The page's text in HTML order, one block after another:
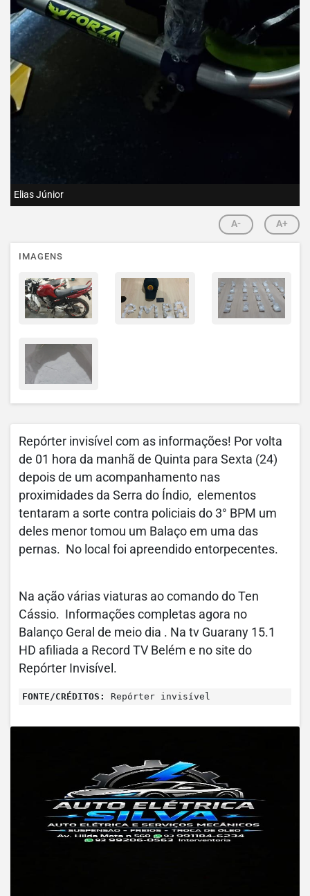
Elias Júnior
A- A+
IMAGENS
Repórter invisível com as informações! Por volta
de 01 hora da manhã de Quinta para Sexta (24)
depois de um acompanhamento nas
proximidades da Serra do Índio, elementos
tentaram a sorte contra policiais do 3° BPM um
deles menor tomou um Balaço em uma das
pernas. No local foi apreendido entorpecentes.
Na ação várias viaturas ao comando do Ten
Cássio. Informações completas agora no
Balanço Geral de meio dia . Na tv Guarany 15.1
HD afiliada a Record TV Belém e no site do
Repórter Invisível.
FONTE/CRÉDITOS: Repórter invisível